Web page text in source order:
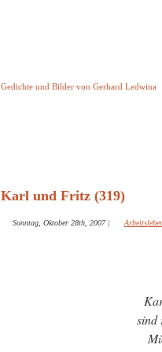
Gedichte und Bilder von Gerhard Ledwina
Karl und Fritz (319)
Sonntag, Oktober 28th, 2007|
sind